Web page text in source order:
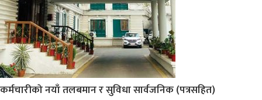
कर्मचारीको नयाँ तलबमान र सुविधा सार्वजनिक (पत्रसहित)